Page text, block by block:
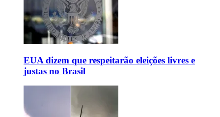
EUA dizem que respeitarão eleições livres e
justas no Brasil